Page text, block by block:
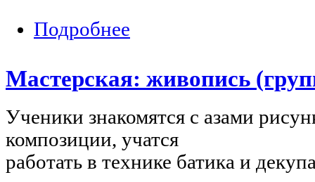
Подробнее
Мастерская: живопись
Ученики знакомятся с азами
композиции, учатся
работать в технике батика и